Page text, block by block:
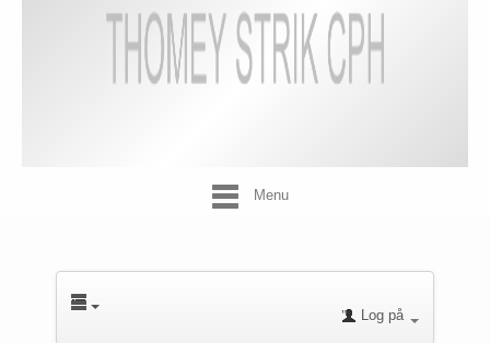
Menu
Log på